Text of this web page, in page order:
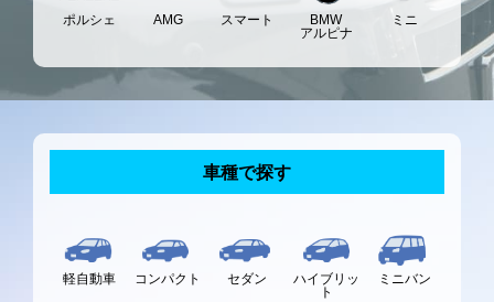
ポルシェ AMG スマート
BMW
アルピナ
ミニ
車種で探す
軽自動車 コンパクト セダン
ハイブリッ
ト
ミニバン